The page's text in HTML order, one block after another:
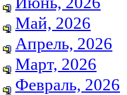
Май, 2026
Апрель, 2026
Март, 2026
Февраль, 2026